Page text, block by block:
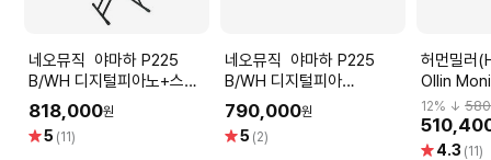
네오뮤직 야마하 P225
B/WH 디지털피아노+스탠
드 /YAMAHA Piano
818,000원
별5 (11)
네오뮤직 야마하 P225
B/WH 디지털피아
노/YAMAHA Digital Piano
790,000원
별5 (2)
허먼밀러
Ollin
모니터암
12% ↓
별 4.3 (11)